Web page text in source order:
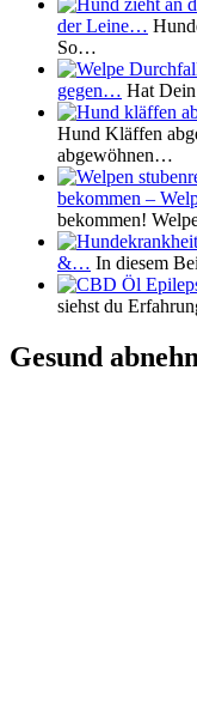
der Leine…
So…
gegen… Hat
Hund Kläffen
abgewöhnen…
bekommen –
bekommen!
&… In diesem
siehst du
Gesund